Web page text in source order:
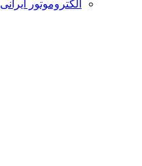
الکتروموتور ایرانی